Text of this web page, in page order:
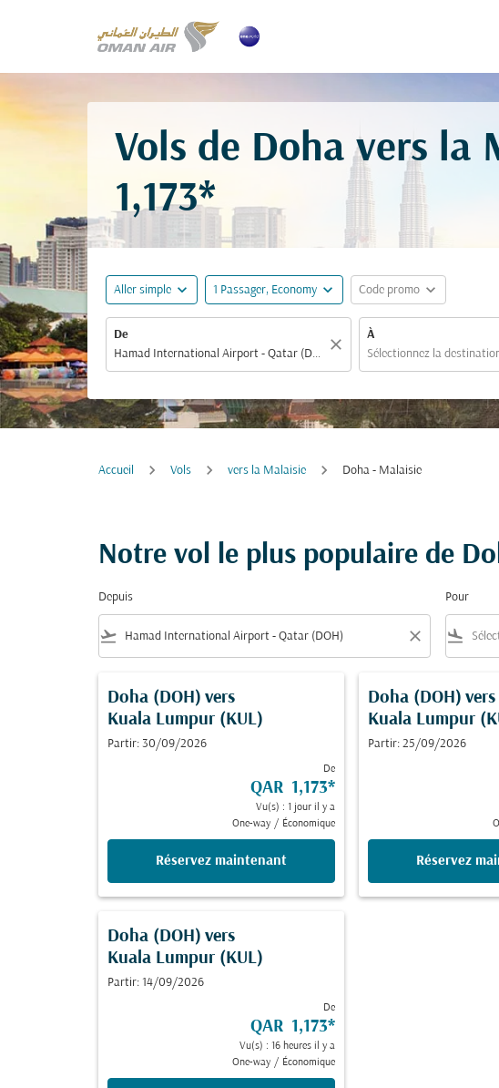
Vols de Doha vers la
1,173*
Aller simple expand_more 1 Passager, Economy expand_more Code promo expand_more
De
close
À
Accueil Vols vers la Malaisie Doha - Malaisie
Notre vol le plus populaire de
Depuis
flight_takeoff close
Pour
flight_land
Doha (DOH) vers
Kuala Lumpur (KUL)
Partir: 30/09/2026
De
QAR 1,173*
Vu(s) : 1 jour il y a
One-way / Économique
Réservez maintenant
Doha (DOH) vers
Kuala Lumpur
Partir: 25/09/2026
Réservez
Doha (DOH) vers
Kuala Lumpur (KUL)
Partir: 14/09/2026
De
QAR 1,173*
Vu(s) : 16 heures il y a
One-way / Économique